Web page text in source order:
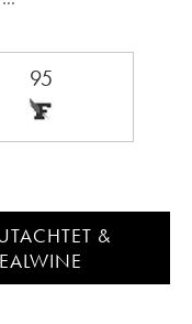
95
&